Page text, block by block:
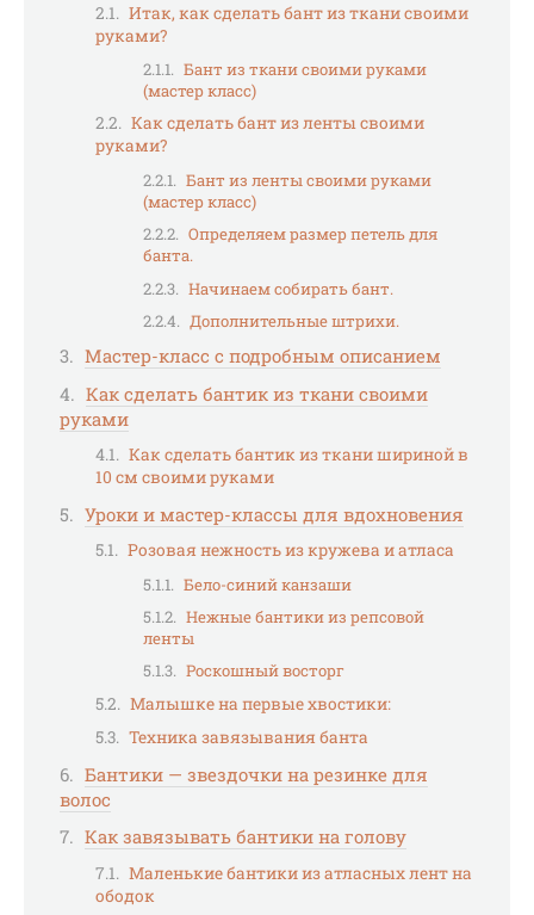
Итак, как сделать бант из ткани своими
руками?
Бант из ткани своими руками
(мастер класс)
Как сделать бант из ленты своими
руками?
Бант из ленты своими руками
(мастер класс)
Определяем размер петель для
банта.
Начинаем собирать бант.
Дополнительные штрихи.
Мастер-класс с подробным описанием
Как сделать бантик из ткани своими
руками
Как сделать бантик из ткани шириной в
10 см своими руками
Уроки и мастер-классы для вдохновения
Розовая нежность из кружева и атласа
Бело-синий канзаши
Нежные бантики из репсовой
ленты
Роскошный восторг
Малышке на первые хвостики:
Техника завязывания банта
Бантики — звездочки на резинке для
волос
Как завязывать бантики на голову
Маленькие бантики из атласных лент на
ободок